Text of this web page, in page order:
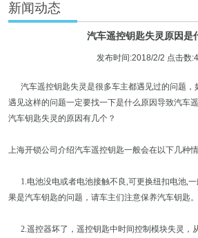
新闻动态
汽车遥控钥匙失灵原因是
发布时间:2018/2/2 点击数
汽车遥控钥匙失灵是很多车主都遇见过的问题，
遇见这样的问题一定要找一下是什么原因导致汽车
汽车钥匙失灵的原因有几个？
上海开锁公司介绍汽车遥控钥匙一般会在以下几种
1.电池没电或者电池接触不良,可更换纽扣电池,一
果是汽车钥匙的问题，请车主们注意保养汽车钥匙。
2.遥控器坏了，遥控钥匙中时间控制模块失灵，